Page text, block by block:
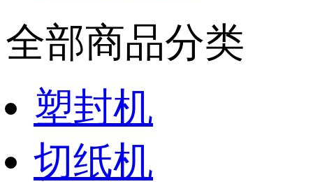
全部商品分类
塑封机
切纸机